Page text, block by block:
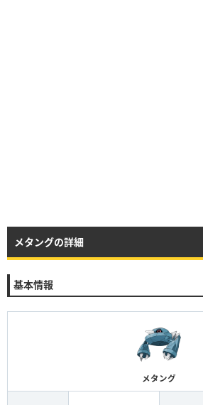
メタングの詳細
基本情報
メタング